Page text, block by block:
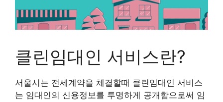
클린임대인 서비스란?
서울시는 전세계약을 체결할때 클린임대인 서비스
는 임대인의 신용정보를 투명하게 공개함으로써 임